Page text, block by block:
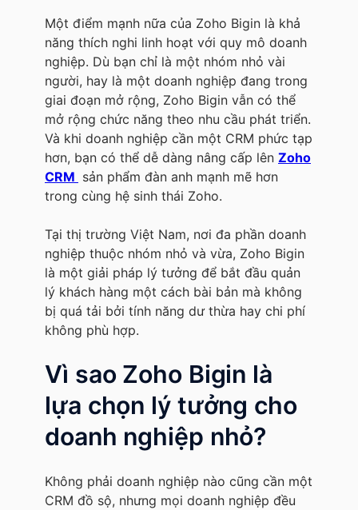
Một điểm mạnh nữa của Zoho Bigin là khả
năng thích nghi linh hoạt với quy mô doanh
nghiệp. Dù bạn chỉ là một nhóm nhỏ vài
người, hay là một doanh nghiệp đang trong
giai đoạn mở rộng, Zoho Bigin vẫn có thể
mở rộng chức năng theo nhu cầu phát triển.
Và khi doanh nghiệp cần một CRM phức tạp
hơn, bạn có thể dễ dàng nâng cấp lên Zoho
CRM sản phẩm đàn anh mạnh mẽ hơn
trong cùng hệ sinh thái Zoho.
Tại thị trường Việt Nam, nơi đa phần doanh
nghiệp thuộc nhóm nhỏ và vừa, Zoho Bigin
là một giải pháp lý tưởng để bắt đầu quản
lý khách hàng một cách bài bản mà không
bị quá tải bởi tính năng dư thừa hay chi phí
không phù hợp.
Vì sao Zoho Bigin là
lựa chọn lý tưởng cho
doanh nghiệp nhỏ?
Không phải doanh nghiệp nào cũng cần một
CRM đồ sộ, nhưng mọi doanh nghiệp đều